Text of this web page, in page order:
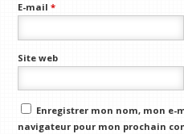
E-mail*
Site web
Enregistrer mon nom, mon e-
navigateur pour mon prochain